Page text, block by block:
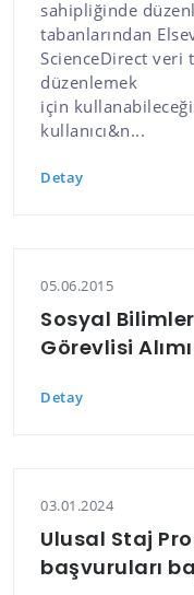
sahipliğinde
tabanlarından
ScienceDirect veri
düzenlemek
için
kullanıcı&n...
Detay
05.06.2015
Sosyal
Görevlisi
Detay
03.01.2024
Ulusal Staj
başvuruları